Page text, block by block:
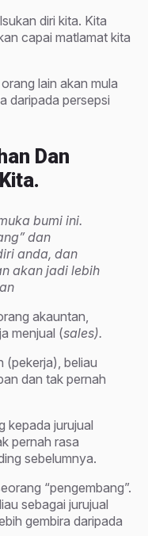
diri kita. Kita
capai matlamat kita
lain akan mula
daripada persepsi
Dan
bumi ini.
dan
anda, dan
akan jadi lebih
akauntan,
menjual (sales).
(pekerja), beliau
dan tak pernah
kepada jurujual
pernah rasa
sebelumnya.
“pengembang”.
sebagai jurujual
gembira daripada